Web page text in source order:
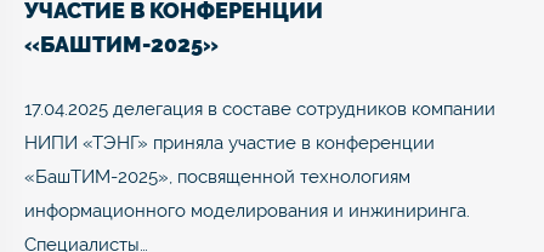
УЧАСТИЕ В КОНФЕРЕНЦИИ
«БАШТИМ-2025»
17.04.2025 делегация в составе сотрудников компании
НИПИ «ТЭНГ» приняла участие в конференции
«БашТИМ-2025», посвященной технологиям
информационного моделирования и инжиниринга.
Специалисты…